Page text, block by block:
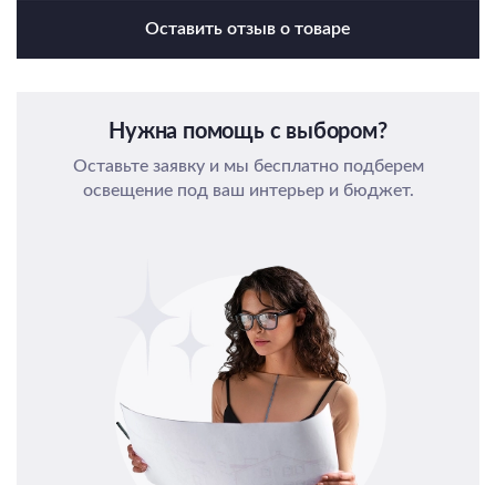
Оставить отзыв о товаре
Нужна помощь с выбором?
Оставьте заявку и мы бесплатно подберем
освещение под ваш интерьер и бюджет.